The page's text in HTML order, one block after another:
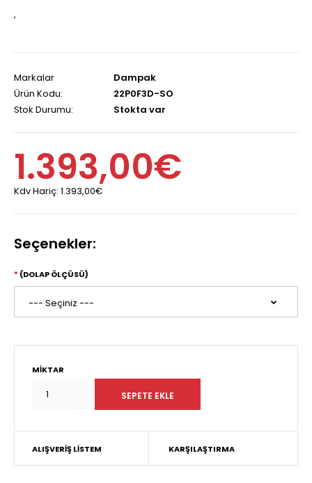
,
Markalar
Dampak
Ürün Kodu:
22P0F3D-SO
Stok Durumu:
Stokta var
1.393,00€
Kdv Hariç: 1.393,00€
Seçenekler:
(DOLAP ÖLÇÜSÜ)
MIKTAR
ALIŞVERIŞ LISTEM KARŞILAŞTIRMA